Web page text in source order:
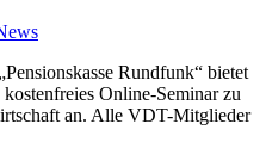
Rundfunk“ bietet
Online-Seminar zu
an. Alle VDT-Mitglieder